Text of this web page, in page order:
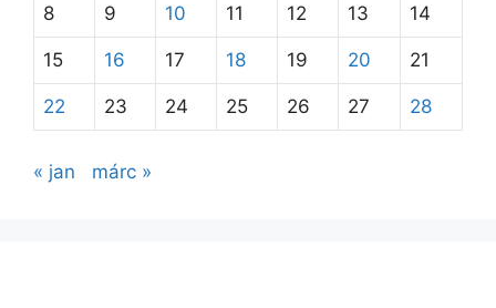
8 9 10 11 12 13 14
15 16 17 18 19 20 21
22 23 24 25 26 27 28
« jan márc »